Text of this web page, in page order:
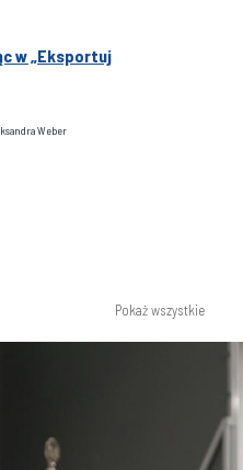
w „Eksportuj
Weber
Pokaż wszystkie